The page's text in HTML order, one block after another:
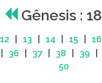
Gênesis : 18
12 13 14 15 16
36 37| 38 39
50